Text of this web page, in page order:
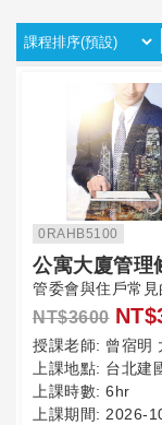
0RAHB5100
公寓大廈管理
管委會與住戶常
NT$3600
授課老師: 曾宿明
上課地點: 台北建
上課時數: 6hr
上課期間: 2026-